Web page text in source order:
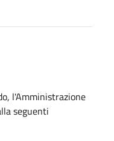
l'Amministrazione
seguenti